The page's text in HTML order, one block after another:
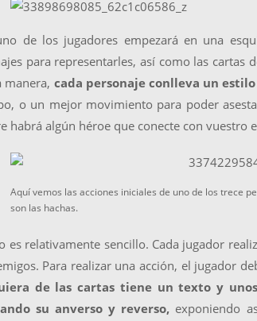
de los jugadores empezará en una
para representarles, así como las cartas
manera, cada personaje conlleva un
o un mejor movimiento para poder
habrá algún héroe que conecte con vuestro
Aquí vemos las acciones iniciales de uno de los trece
son las hachas.
es relativamente sencillo. Cada jugador
Para realizar una acción, el jugador
de las cartas tiene un texto y
su anverso y reverso, exponiendo